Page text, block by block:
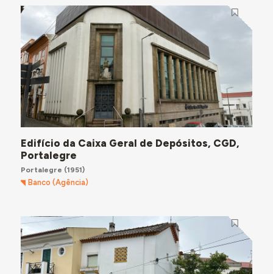
Edifício da Caixa Geral de Depósitos, CGD,
Portalegre
Portalegre (1951)
Banco (Agência)